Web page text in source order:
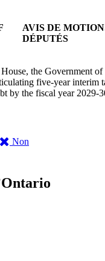
AVIS DE
DÉPUTÉS
the Government
five-year interim
by the fiscal year 2029-
,
Non
m’a